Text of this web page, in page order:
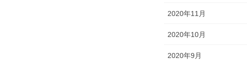
2020年11月
2020年10月
2020年9月